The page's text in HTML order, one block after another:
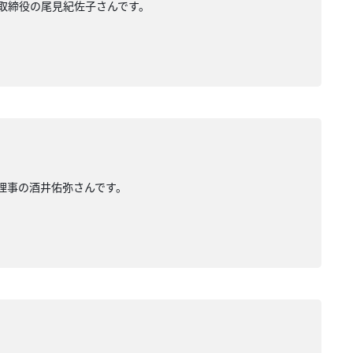
役の尾見紀佐子さんです。
の酒井佑弥さんです。